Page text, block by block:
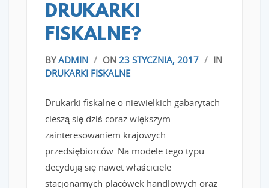
DRUKARKI
FISKALNE?
BYADMIN / ON 23 STYCZNIA, 2017 / IN
DRUKARKI FISKALNE
Drukarki fiskalne o niewielkich gabarytach
cieszą się dziś coraz większym
zainteresowaniem krajowych
przedsiębiorców. Na modele tego typu
decydują się nawet właściciele
stacjonarnych placówek handlowych oraz